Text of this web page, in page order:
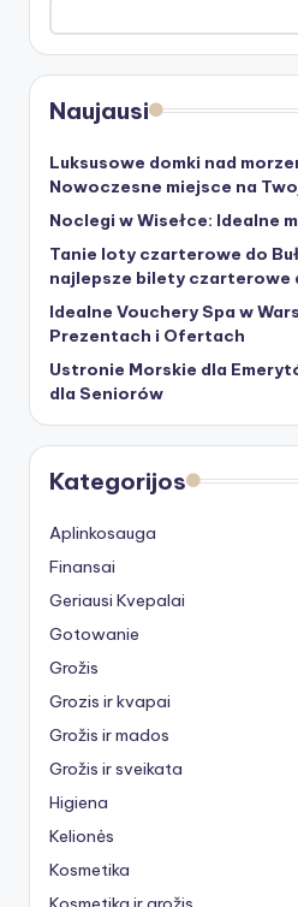
Naujausi
Luksusowe domki nad
Nowoczesne miejsce na
Noclegi w Wisełce: Idealne
Tanie loty czarterowe do
najlepsze bilety czarterowe
Idealne Vouchery Spa w
Prezentach i Ofertach
Ustronie Morskie dla
dla Seniorów
Kategorijos
Aplinkosauga
Finansai
Geriausi Kvepalai
Gotowanie
Grožis
Grozis ir kvapai
Grožis ir mados
Grožis ir sveikata
Higiena
Kelionės
Kosmetika